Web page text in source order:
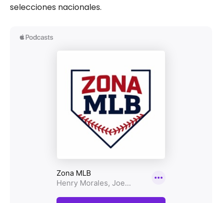
selecciones nacionales.